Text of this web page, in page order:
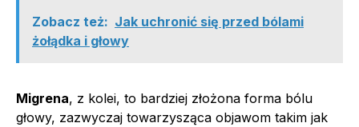
Zobacz też: Jak uchronić się przed bólami
żołądka i głowy
Migrena, z kolei, to bardziej złożona forma bólu
głowy, zazwyczaj towarzysząca objawom takim jak